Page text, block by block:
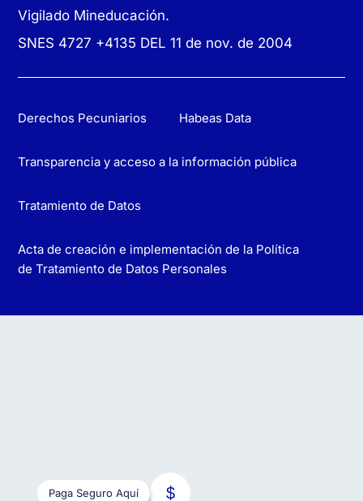
Vigilado Mineducación.
SNES 4727 +4135 DEL 11 de nov. de 2004
Derechos Pecuniarios Habeas Data
Transparencia y acceso a la información pública
Tratamiento de Datos
Acta de creación e implementación de la Política
de Tratamiento de Datos Personales
Paga Seguro Aquí